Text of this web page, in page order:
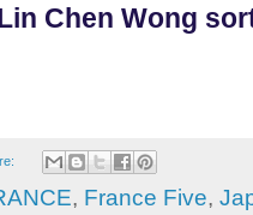
Chen Wong
, France Five,